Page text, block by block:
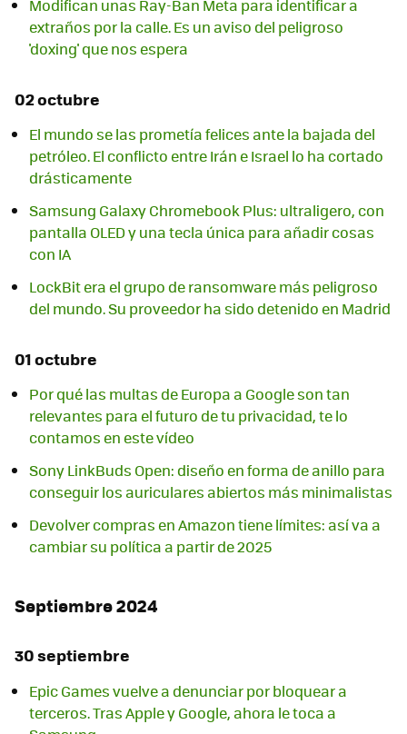
Modifican unas Ray-Ban Meta para identificar a
extraños por la calle. Es un aviso del peligroso
'doxing' que nos espera
02 octubre
El mundo se las prometía felices ante la bajada del
petróleo. El conflicto entre Irán e Israel lo ha cortado
drásticamente
Samsung Galaxy Chromebook Plus: ultraligero, con
pantalla OLED y una tecla única para añadir cosas
con IA
LockBit era el grupo de ransomware más peligroso
del mundo. Su proveedor ha sido detenido en Madrid
01 octubre
Por qué las multas de Europa a Google son tan
relevantes para el futuro de tu privacidad, te lo
contamos en este vídeo
Sony LinkBuds Open: diseño en forma de anillo para
conseguir los auriculares abiertos más minimalistas
Devolver compras en Amazon tiene límites: así va a
cambiar su política a partir de 2025
Septiembre 2024
30 septiembre
Epic Games vuelve a denunciar por bloquear a
terceros. Tras Apple y Google, ahora le toca a